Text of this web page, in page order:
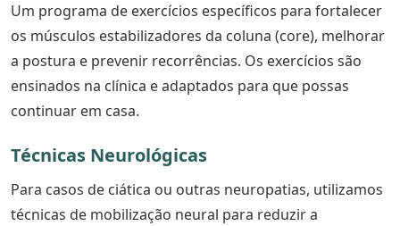
Um programa de exercícios específicos para fortalecer
os músculos estabilizadores da coluna (core), melhorar
a postura e prevenir recorrências. Os exercícios são
ensinados na clínica e adaptados para que possas
continuar em casa.
Técnicas Neurológicas
Para casos de ciática ou outras neuropatias, utilizamos
técnicas de mobilização neural para reduzir a